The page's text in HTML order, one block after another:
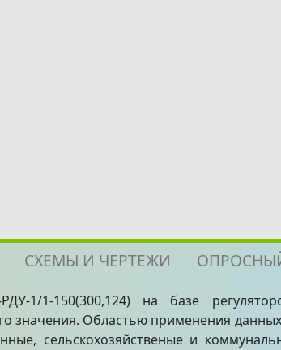
СХЕМЫ И ЧЕРТЕЖИ
РДУ-1/1-150(300,124) на базе
значения. Областью применения
сельскохозяйственые и